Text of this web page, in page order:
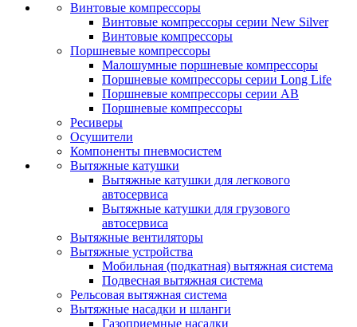
Винтовые компрессоры
Винтовые компрессоры серии New Silver
Винтовые компрессоры
Поршневые компрессоры
Малошумные поршневые компрессоры
Поршневые компрессоры серии Long Life
Поршневые компрессоры серии AB
Поршневые компрессоры
Ресиверы
Осушители
Компоненты пневмосистем
Вытяжные катушки
Вытяжные катушки для легкового
автосервиса
Вытяжные катушки для грузового
автосервиса
Вытяжные вентиляторы
Вытяжные устройства
Мобильная (подкатная) вытяжная система
Подвесная вытяжная система
Рельсовая вытяжная система
Вытяжные насадки и шланги
Газоприемные насадки